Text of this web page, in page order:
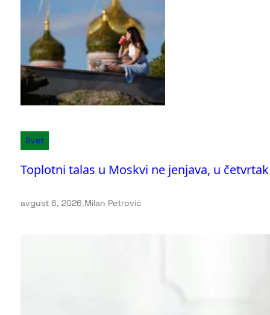
Svet
Toplotni talas u Moskvi ne jenjava, u
avgust 6, 2026.Milan Petrović